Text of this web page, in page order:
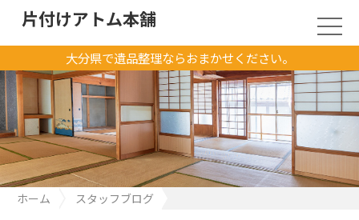
大分県で遺品整理ならおまかせください。
片付けアトム本舗
ホーム
スタッフブログ